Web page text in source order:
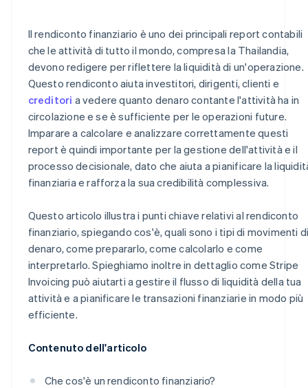
La liquidità da attività di finanziamento è spesso
leggermente negativa
Leggi il rendiconto finanziario su dati di lungo periodo
Confronta con i dati del settore
Riepilogo dei principi di base di un buon rendiconto
finanziario
Il rendiconto finanziario è uno dei principali report contabili
che le attività di tutto il mondo, compresa la Thailandia,
devono redigere per riflettere la liquidità di un'operazione.
Questo rendiconto aiuta investitori, dirigenti, clienti e
creditori a vedere quanto denaro contante l'attività ha in
circolazione e se è sufficiente per le operazioni future.
Imparare a calcolare e analizzare correttamente questi
report è quindi importante per la gestione dell'attività e il
processo decisionale, dato che aiuta a pianificare la
finanziaria e rafforza la sua credibilità complessiva.
Questo articolo illustra i punti chiave relativi al rendiconto
finanziario, spiegando cos'è, quali sono i tipi di movimenti
denaro, come prepararlo, come calcolarlo e come
interpretarlo. Spieghiamo inoltre in dettaglio come Stripe
Invoicing può aiutarti a gestire il flusso di liquidità della tua
attività e a pianificare le transazioni finanziarie in modo più
efficiente.
Contenuto dell'articolo
Che cos'è un rendiconto finanziario?